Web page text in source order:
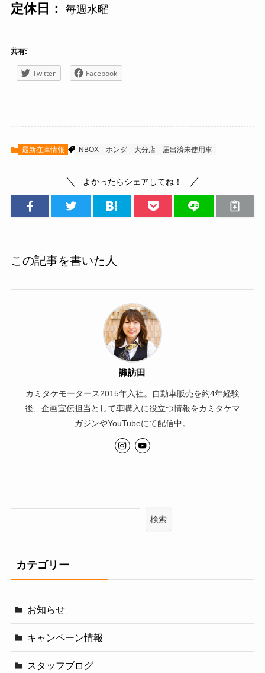
定休日： 毎週水曜
共有:
Twitter Facebook
最新在庫情報 NBOX ホンダ 大分店 届出済未使用車
よかったらシェアしてね！
この記事を書いた人
諏訪田
カミタケモータース2015年入社。自動車販売を約4年経験
後、企画宣伝担当として車購入に役立つ情報をカミタケマ
ガジンやYouTubeにて配信中。
検索
カテゴリー
お知らせ
キャンペーン情報
スタッフブログ